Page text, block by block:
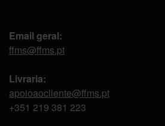
Email geral:
ffms@ffms.pt
Livraria:
apoioaocliente@ffms.pt
+351 219 381 223